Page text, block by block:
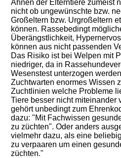
Ahnen der Elterntiere zumeist
nicht ob ungewünschte bzw.
Großeltern bzw. Urgroßeltern
können. Rassebedingt
Überängstlichkeit,
können aus nicht passenden
Das Risiko ist bei Welpen mit
niedriger, da in
Wesenstest unterzogen
Zuchtwarten enormes Wissen
Zuchtlinien welche Probleme
Tiere besser nicht miteinander
gehört unbedingt zum
dazu: "Mit Fachwissen
zu züchten". Oder anders
vielmehr dazu, als eine
zu verpaaren um einen
züchten."